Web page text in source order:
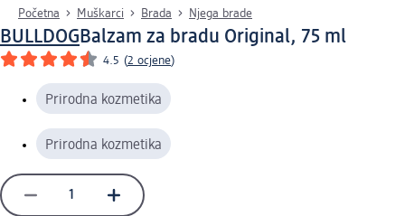
Početna Muškarci Brada Njega brade
BULLDOGBalzam za bradu Original, 75 ml
4.5 (2 ocjene)
Prirodna kozmetika
Prirodna kozmetika